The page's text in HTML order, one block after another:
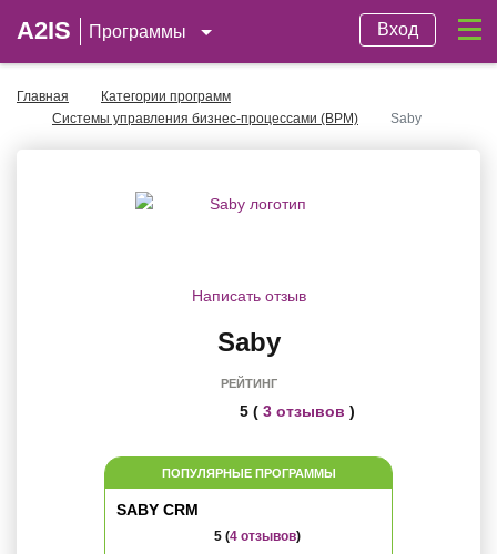
A2IS Программы Вход
Главная
Категории программ
Системы управления бизнес-процессами (BPM)
Saby
Написать отзыв
Saby
РЕЙТИНГ
5 ( 3 отзывов )
ПОПУЛЯРНЫЕ ПРОГРАММЫ
SABY CRM
5 (4 отзывов)